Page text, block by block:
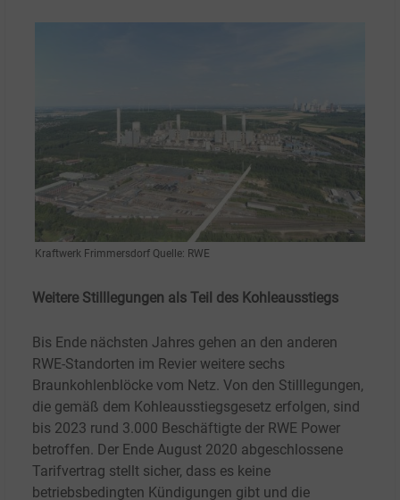
Kraftwerk Frimmersdorf Quelle: RWE
Weitere Stilllegungen als Teil des Kohleausstiegs
Bis Ende nächsten Jahres gehen an den anderen
RWE-Standorten im Revier weitere sechs
Braunkohlenblöcke vom Netz. Von den Stilllegungen,
die gemäß dem Kohleausstiegsgesetz erfolgen, sind
bis 2023 rund 3.000 Beschäftigte der RWE Power
betroffen. Der Ende August 2020 abgeschlossene
Tarifvertrag stellt sicher, dass es keine
betriebsbedingten Kündigungen gibt und die